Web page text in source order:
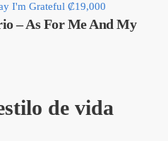
I'm Grateful ₡19,000
– As For Me And My
de vida